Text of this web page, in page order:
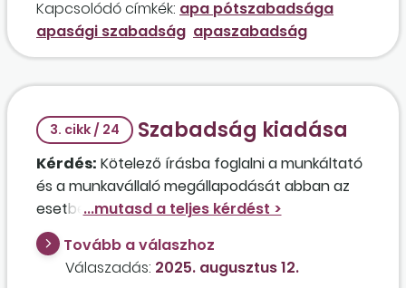
Kapcsolódó címkék: apa pótszabadsága
apasági szabadság apaszabadság
3. cikk / 24 Szabadság kiadása
Kérdés: Kötelező írásba foglalni a munkáltató
és a munkavállaló megállapodását abban az
esetben, ha a munkáltató nem tud évente
egybefüggő 14 nap szabadságot kiadni, a
munkavállaló pedig lemond az egybefüggő
szabadságról, mert inkább több részletben
Tovább a válaszhoz
Válaszadás: 2025. augusztus 12.